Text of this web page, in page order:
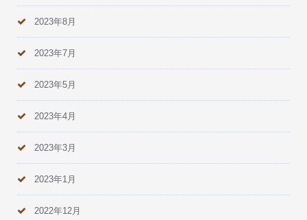
2023年8月
2023年7月
2023年5月
2023年4月
2023年3月
2023年1月
2022年12月